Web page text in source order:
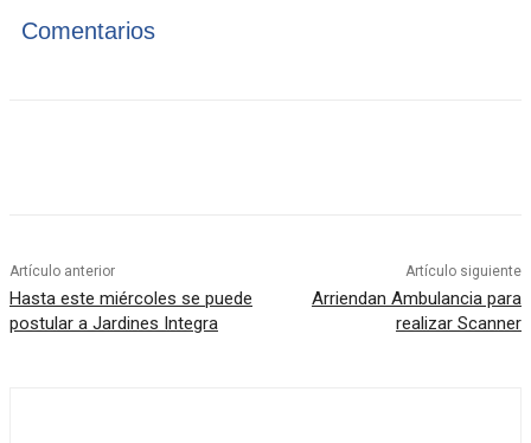
Comentarios
Artículo anterior
Hasta este miércoles se puede
postular a Jardines Integra
Artículo siguiente
Arriendan Ambulancia para
realizar Scanner